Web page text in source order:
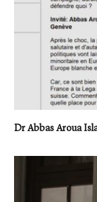
Dr Abbas Aroua